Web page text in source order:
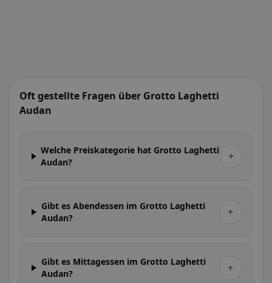
Oft gestellte Fragen über Grotto Laghetti
Audan
Welche Preiskategorie hat Grotto Laghetti
Audan?
+
Gibt es Abendessen im Grotto Laghetti
Audan?
+
Gibt es Mittagessen im Grotto Laghetti
Audan?
+